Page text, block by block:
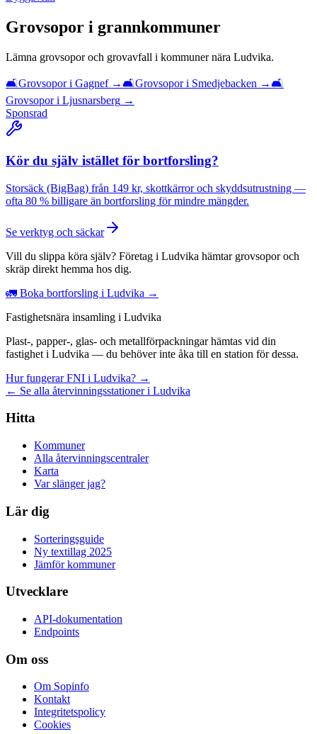
Grovsopor i grannkommuner
Lämna grovsopor och grovavfall i kommuner nära Ludvika.
🛋️Grovsopori Gagnef→🛋️Grovsopori Smedjebacken →🛋️
Grovsopori Ljusnarsberg →
Sponsrad
Kör du själv istället för bortforsling?
Storsäck (BigBag) från 149 kr, skottkärror och skyddsutrustning —
ofta 80 % billigare än bortforsling för mindre mängder.
Se verktyg och säckar
Vill du slippa köra själv? Företag i Ludvika hämtar grovsopor och
skräp direkt hemma hos dig.
🚛 Boka bortforsling i Ludvika →
Fastighetsnära insamling i Ludvika
Plast-, papper-, glas- och metallförpackningar hämtas vid din
fastighet i Ludvika — du behöver inte åka till en station för dessa.
Hur fungerar FNI i Ludvika? →
← Se alla återvinningsstationer i Ludvika
Hitta
Kommuner
Alla återvinningscentraler
Karta
Var slänger jag?
Lär dig
Sorteringsguide
Ny textillag 2025
Jämför kommuner
Utvecklare
API-dokumentation
Endpoints
Om oss
Om Sopinfo
Kontakt
Integritetspolicy
Cookies